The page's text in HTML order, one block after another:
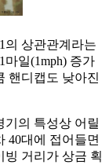
의 상관관계라는
일(1mph) 증가
핸디캡도 낮아진
기의 특성상 어릴
40대에 접어들면
빙 거리가 상금 획